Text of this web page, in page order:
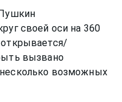
своей оси на 360
вызвано
возможных